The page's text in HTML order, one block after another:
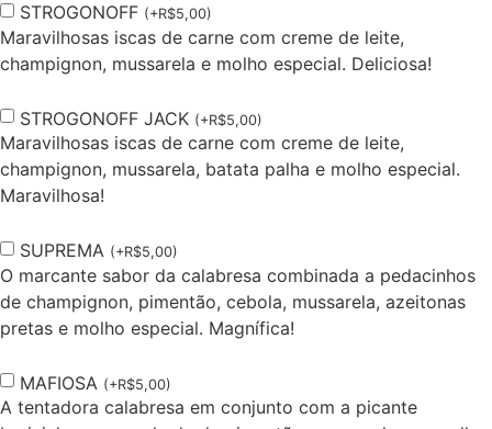
STROGONOFF (+R$5,00)
Maravilhosas iscas de carne com creme de leite,
champignon, mussarela e molho especial. Deliciosa!
STROGONOFF JACK (+R$5,00)
Maravilhosas iscas de carne com creme de leite,
champignon, mussarela, batata palha e molho especial.
Maravilhosa!
SUPREMA (+R$5,00)
O marcante sabor da calabresa combinada a pedacinhos
de champignon, pimentão, cebola, mussarela, azeitonas
pretas e molho especial. Magnífica!
MAFIOSA (+R$5,00)
A tentadora calabresa em conjunto com a picante